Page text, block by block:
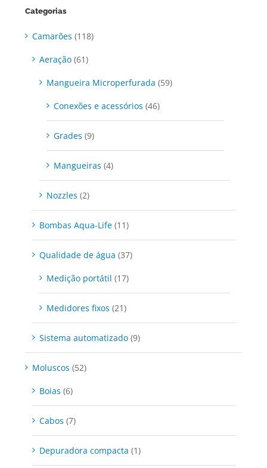
Categorias
Camarões (118)
Aeração (61)
Mangueira Microperfurada (59)
Conexões e acessórios (46)
Grades (9)
Mangueiras (4)
Nozzles (2)
Bombas Aqua-Life (11)
Qualidade de água (37)
Medição portátil (17)
Medidores fixos (21)
Sistema automatizado (9)
Moluscos (52)
Boias (6)
Cabos (7)
Depuradora compacta (1)